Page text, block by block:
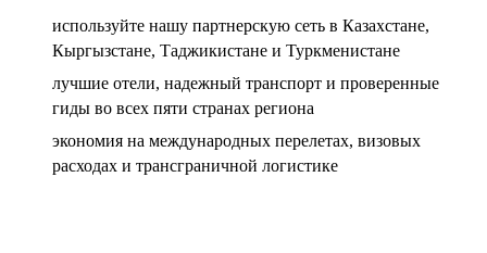
используйте нашу партнерскую сеть в Казахстане,
Кыргызстане, Таджикистане и Туркменистане
лучшие отели, надежный транспорт и проверенные
гиды во всех пяти странах региона
экономия на международных перелетах, визовых
расходах и трансграничной логистике